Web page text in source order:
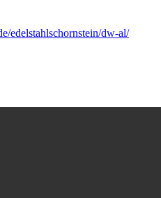
edelstahlschornstein/dw-al/